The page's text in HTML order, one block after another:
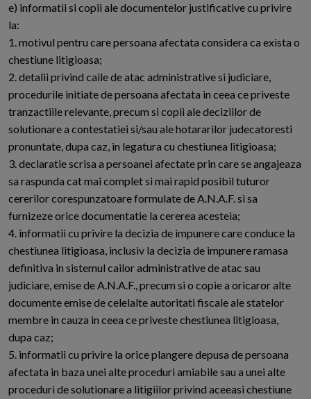
e) informatii si copii ale documentelor justificative cu privire
la:
1. motivul pentru care persoana afectata considera ca exista o
chestiune litigioasa;
2. detalii privind caile de atac administrative si judiciare,
procedurile initiate de persoana afectata in ceea ce priveste
tranzactiile relevante, precum si copii ale deciziilor de
solutionare a contestatiei si/sau ale hotararilor judecatoresti
pronuntate, dupa caz, in legatura cu chestiunea litigioasa;
3. declaratie scrisa a persoanei afectate prin care se angajeaza
sa raspunda cat mai complet si mai rapid posibil tuturor
cererilor corespunzatoare formulate de A.N.A.F. si sa
furnizeze orice documentatie la cererea acesteia;
4. informatii cu privire la decizia de impunere care conduce la
chestiunea litigioasa, inclusiv la decizia de impunere ramasa
definitiva in sistemul cailor administrative de atac sau
judiciare, emise de A.N.A.F., precum si o copie a oricaror alte
documente emise de celelalte autoritati fiscale ale statelor
membre in cauza in ceea ce priveste chestiunea litigioasa,
dupa caz;
5. informatii cu privire la orice plangere depusa de persoana
afectata in baza unei alte proceduri amiabile sau a unei alte
proceduri de solutionare a litigiilor privind aceeasi chestiune